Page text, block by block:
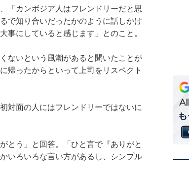
「カンボジア人はフレンドリーだと思
で知り合いだったかのように話しかけ
事にしていると感じます」とのこと。
ないという風潮があると聞いたことが
帰ったからといって上司をリスペクト
対面の人にはフレンドリーではないに
とう」と回答。「ひと言で『ありがと
いろいろな言い方があるし、シンプル